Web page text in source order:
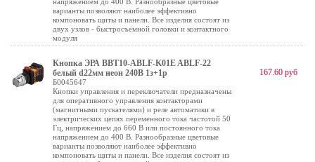
варианты позволяют наиболее эффективно
компоновать щиты и панели. Все изделия состоят из
двух узлов - быстросъемной головки и контактного
модуля
Кнопка ЭРА BBT10-ABLF-K01E ABLF-22
белый d22мм неон 240В 1з+1р
Б0045647
Кнопки управления и переключатели предназначены
для оперативного управления контакторами
(магнитными пускателями) и реле автоматики в
электрических цепях переменного тока частотой 50
Гц, напряжением до 660 В или постоянного тока
напряжением до 400 В. Разнообразные цветовые
варианты позволяют наиболее эффективно
компоновать щиты и панели. Все изделия состоят из
167.60 руб